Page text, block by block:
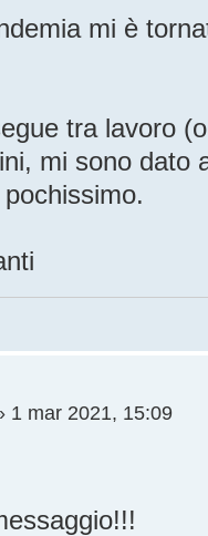
mi è
tra lavoro
mi sono dato
1 mar 2021, 15:09